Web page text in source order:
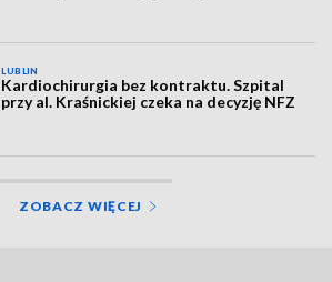
LUBLIN
Kardiochirurgia bez kontraktu. Szpital
przy al. Kraśnickiej czeka na decyzję NFZ
ZOBACZ WIĘCEJ